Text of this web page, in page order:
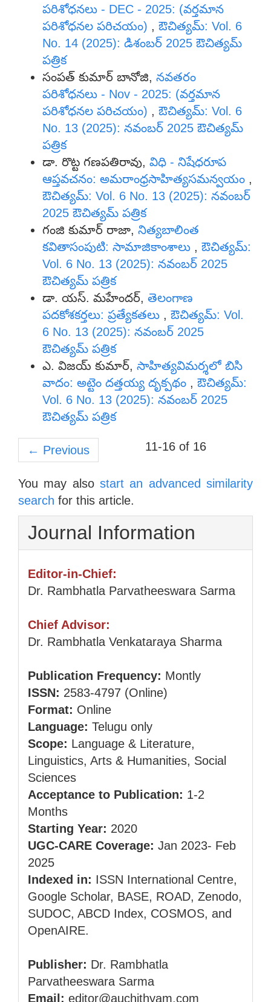
పరిశోధనలు - DEC - 2025: (వర్తమాన
పరిశోధనల పరిచయం) , ఔచిత్యమ్: Vol. 6
No. 14 (2025): డిశంబర్ 2025 ఔచిత్యమ్
పత్రిక
సంపత్ కుమార్ బానోజి, నవతరం
పరిశోధనలు - Nov - 2025: (వర్తమాన
పరిశోధనల పరిచయం) , ఔచిత్యమ్: Vol. 6
No. 13 (2025): నవంబర్ 2025 ఔచిత్యమ్
పత్రిక
డా. రొట్ట గణపతిరావు, విధి - నిషేధరూప
ఆప్తవచనం: అమరాంధ్రసాహిత్యసమన్వయం ,
ఔచిత్యమ్: Vol. 6 No. 13 (2025): నవంబర్
2025 ఔచిత్యమ్ పత్రిక
గంజి కుమార్ రాజా, నిత్యబాలింత
కవితాసంపుటి: సామాజికాంశాలు , ఔచిత్యమ్:
Vol. 6 No. 13 (2025): నవంబర్ 2025
ఔచిత్యమ్ పత్రిక
డా. యస్. మహేందర్, తెలంగాణ
పదకోశకర్తలు: ప్రత్యేకతలు , ఔచిత్యమ్: Vol.
6 No. 13 (2025): నవంబర్ 2025
ఔచిత్యమ్ పత్రిక
ఎ. విజయ్ కుమార్, సాహిత్యవిమర్శలో బిసి
వాదం: అట్టెం దత్తయ్య దృక్పథం , ఔచిత్యమ్:
Vol. 6 No. 13 (2025): నవంబర్ 2025
ఔచిత్యమ్ పత్రిక
← Previous 11-16 of 16
You may also start an advanced similarity
search for this article.
Journal Information
Editor-in-Chief:
Dr. Rambhatla Parvatheeswara Sarma
Chief Advisor:
Dr. Rambhatla Venkataraya Sharma
Publication Frequency: Montly
ISSN: 2583-4797 (Online)
Format: Online
Language: Telugu only
Scope: Language & Literature,
Linguistics, Arts & Humanities, Social
Sciences
Acceptance to Publication: 1-2
Months
Starting Year: 2020
UGC-CARE Coverage: Jan 2023- Feb
2025
Indexed in: ISSN International Centre,
Google Scholar, BASE, ROAD, Zenodo,
SUDOC, ABCD Index, COSMOS, and
OpenAIRE.
Publisher: Dr. Rambhatla
Parvatheeswara Sarma
Email: editor@auchithyam.com